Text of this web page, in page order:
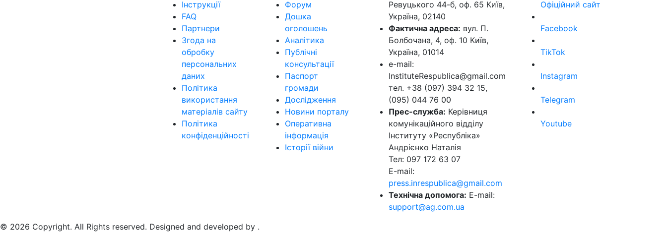
Інструкції
FAQ
Партнери
Згода на
обробку
персональних
даних
Політика
використання
матеріалів сайту
Політика
конфіденційності
Форум
Дошка
оголошень
Аналітика
Публічні
консультації
Паспорт
громади
Дослідження
Новини порталу
Оперативна
інформація
Історії війни
Ревуцького 44-б, оф. 65 Київ,
Україна, 02140
Фактична адреса: вул. П.
Болбочана, 4, оф. 10 Київ,
Україна, 01014
e-mail:
InstituteRespublica@gmail.com
тел. +38 (097) 394 32 15,
(095) 044 76 00
Прес-служба: Керівниця
комунікаційного відділу
Інституту «Республіка»
Андрієнко Наталія
Тел: 097 172 63 07
E-mail:
press.inrespublica@gmail.com
Технічна допомога: E-mail:
support@ag.com.ua
Офіційний сайт
Facebook
TikTok
Instagram
Telegram
Youtube
© 2026 Copyright. All Rights reserved. Designed and developed by .